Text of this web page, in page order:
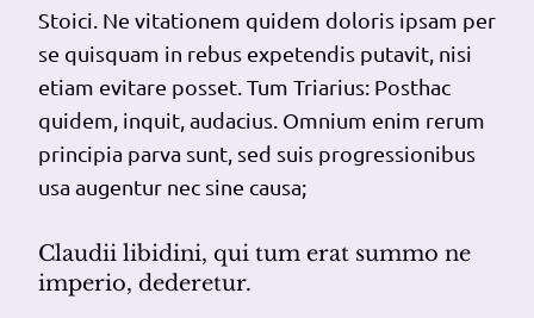
Stoici. Ne vitationem quidem doloris ipsam per
se quisquam in rebus expetendis putavit, nisi
etiam evitare posset. Tum Triarius: Posthac
quidem, inquit, audacius. Omnium enim rerum
principia parva sunt, sed suis progressionibus
usa augentur nec sine causa;
Claudii libidini, qui tum erat summo ne
imperio, dederetur.